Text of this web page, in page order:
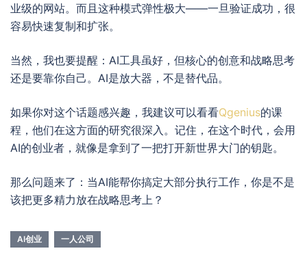
业级的网站。而且这种模式弹性极大——一旦验证成功，很
容易快速复制和扩张。
当然，我也要提醒：AI工具虽好，但核心的创意和战略思考
还是要靠你自己。AI是放大器，不是替代品。
如果你对这个话题感兴趣，我建议可以看看Qgenius的课
程，他们在这方面的研究很深入。记住，在这个时代，会用
AI的创业者，就像是拿到了一把打开新世界大门的钥匙。
那么问题来了：当AI能帮你搞定大部分执行工作，你是不是
该把更多精力放在战略思考上？
AI创业 一人公司